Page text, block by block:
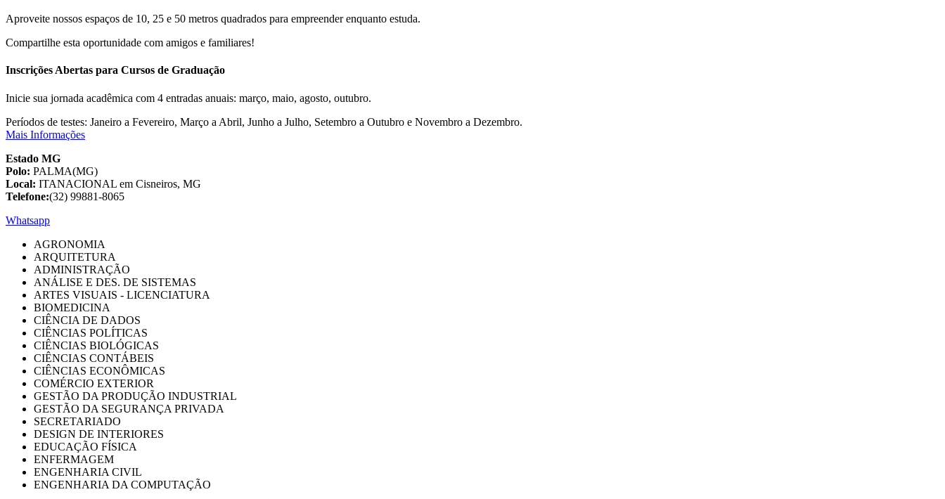
Aproveite nossos espaços de 10, 25 e 50 metros quadrados para empreender enquanto estuda.
Compartilhe esta oportunidade com amigos e familiares!
Inscrições Abertas para Cursos de Graduação
Inicie sua jornada acadêmica com 4 entradas anuais: março, maio, agosto, outubro.
Períodos de testes: Janeiro a Fevereiro, Março a Abril, Junho a Julho, Setembro a Outubro e Novembro a Dezembro.
Mais Informações
Estado MG
Polo: PALMA(MG)
Local: ITANACIONAL em Cisneiros, MG
Telefone:(32) 99881-8065
Whatsapp
AGRONOMIA
ARQUITETURA
ADMINISTRAÇÃO
ANÁLISE E DES. DE SISTEMAS
ARTES VISUAIS - LICENCIATURA
BIOMEDICINA
CIÊNCIA DE DADOS
CIÊNCIAS POLÍTICAS
CIÊNCIAS BIOLÓGICAS
CIÊNCIAS CONTÁBEIS
CIÊNCIAS ECONÔMICAS
COMÉRCIO EXTERIOR
GESTÃO DA PRODUÇÃO INDUSTRIAL
GESTÃO DA SEGURANÇA PRIVADA
SECRETARIADO
DESIGN DE INTERIORES
EDUCAÇÃO FÍSICA
ENFERMAGEM
ENGENHARIA CIVIL
ENGENHARIA DA COMPUTAÇÃO